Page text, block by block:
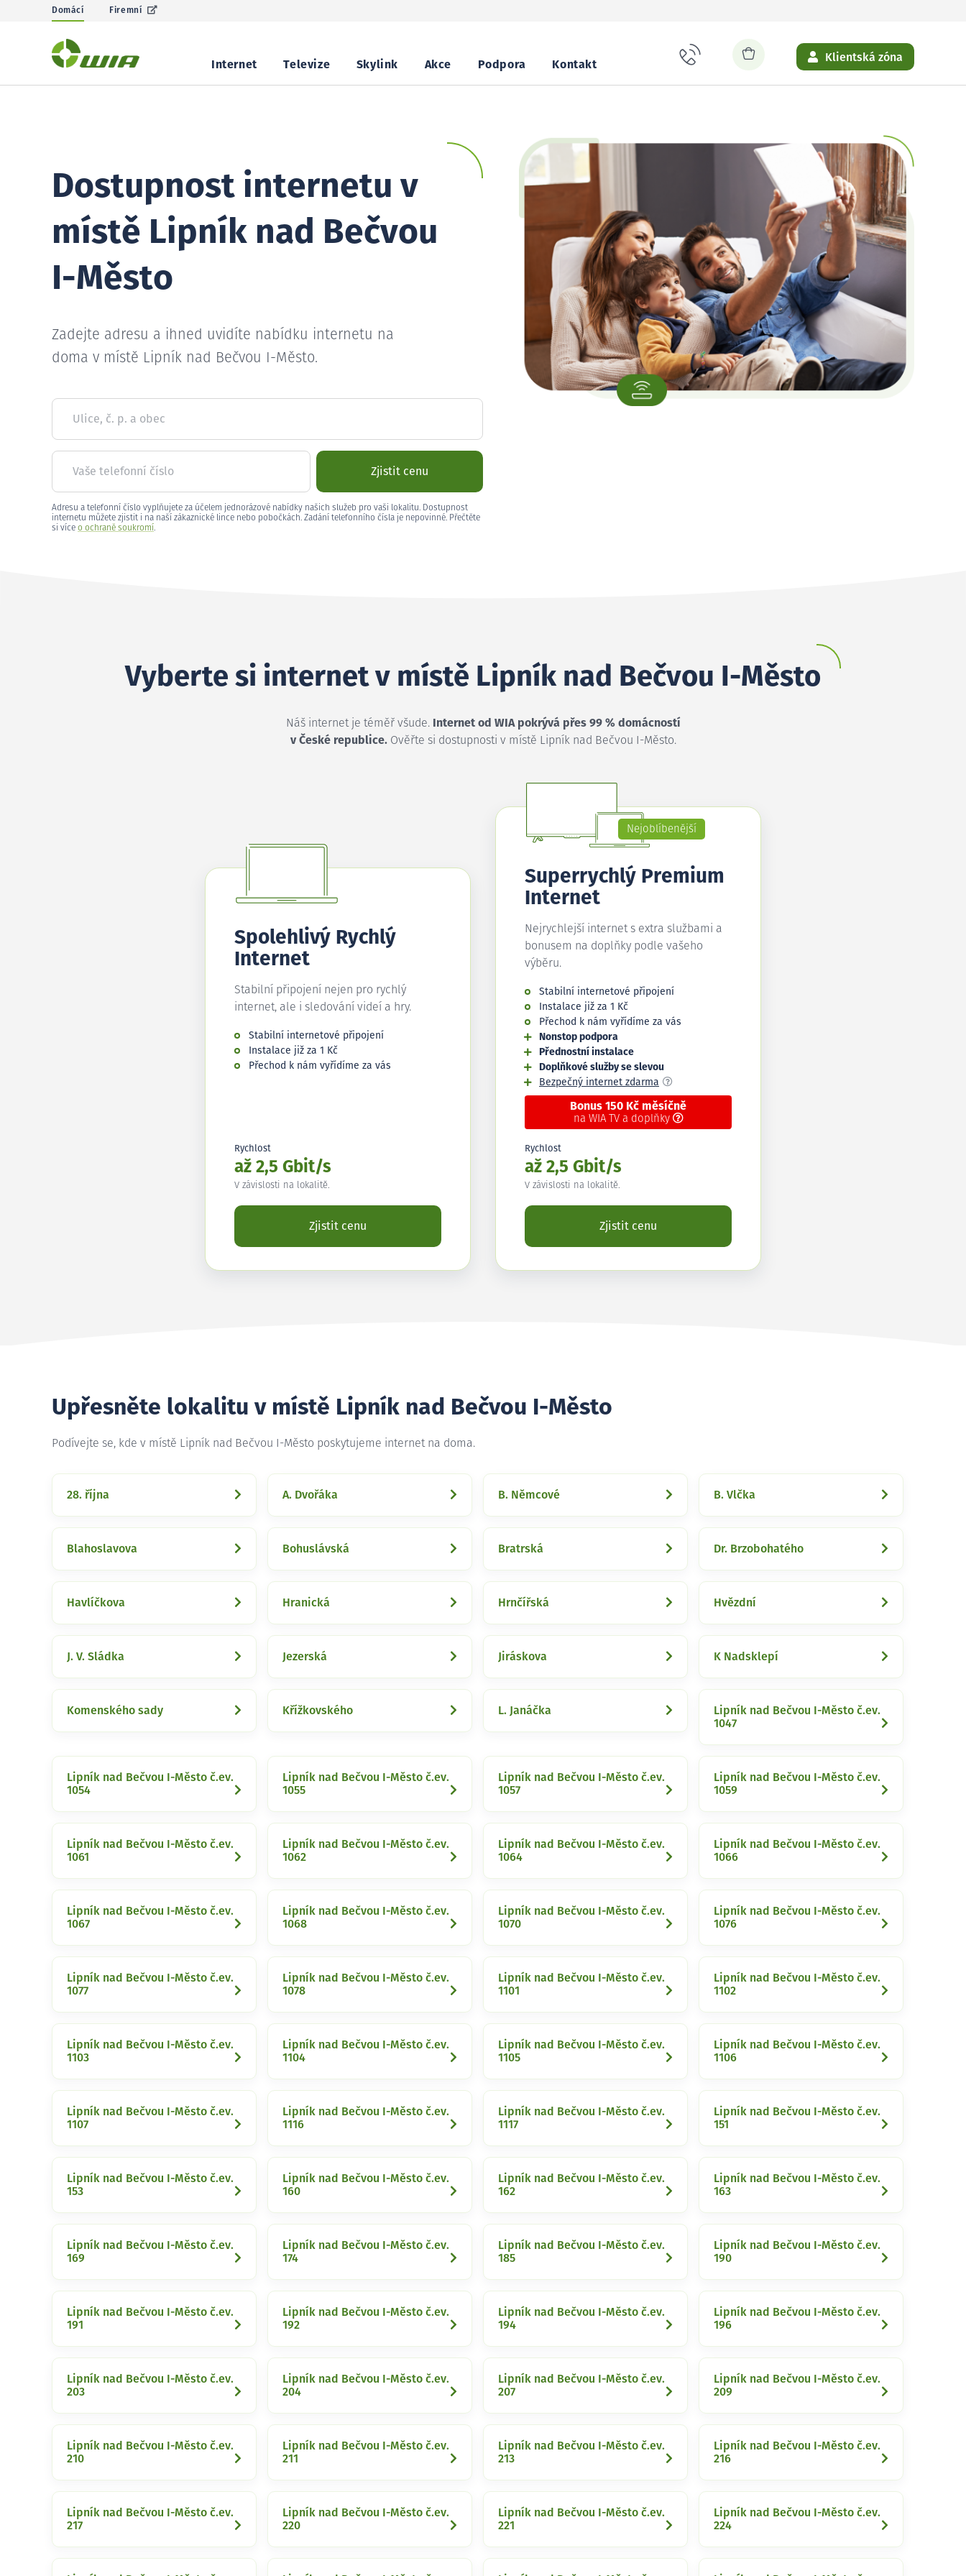
Domácí Firemní
Internet Televize Skylink Akce Podpora Kontakt
Klientská zóna
Dostupnost internetu v
místě Lipník nad Bečvou
I-Město
Zadejte adresu a ihned uvidíte nabídku internetu na
doma v místě Lipník nad Bečvou I-Město.
Ulice, č. p. a obec
Vaše telefonní číslo Zjistit cenu
Adresu a telefonní číslo vyplňujete za účelem jednorázové nabídky našich služeb pro vaši lokalitu. Dostupnost
internetu můžete zjistit i na naší zákaznické lince nebo pobočkách. Zadání telefonního čísla je nepovinné. Přečtěte
si více o ochraně soukromí.
Vyberte si internet v místě Lipník nad Bečvou I-Město
Náš internet je téměř všude.
Internet od WIA pokrývá přes 99 % domácností
v České republice.Ověřte si dostupnosti v místě Lipník nad Bečvou I-Město.
Spolehlivý Rychlý
Internet
Stabilní připojení nejen pro rychlý
internet, ale i sledování videí a hry.
Stabilní internetové připojení
Instalace již za 1 Kč
Přechod k nám vyřídíme za vás
Rychlost
až 2,5 Gbit/s
V závislosti na lokalitě.
Zjistit cenu
Nejoblíbenější
Superrychlý Premium
Internet
Nejrychlejší internet s extra službami a
bonusem na doplňky podle vašeho
výběru.
Stabilní internetové připojení
Instalace již za 1 Kč
Přechod k nám vyřídíme za vás
Nonstop podpora
Přednostní instalace
Doplňkové služby se slevou
Bezpečný internet zdarma
Bonus 150 Kč měsíčně
na WIA TV a doplňky
Rychlost
až 2,5 Gbit/s
V závislosti na lokalitě.
Zjistit cenu
Upřesněte lokalitu v místě Lipník nad Bečvou I-Město
Podívejte se, kde v místě Lipník nad Bečvou I-Město poskytujeme internet na doma.
28. října A. Dvořáka B. Němcové B. Vlčka
Blahoslavova Bohuslávská Bratrská Dr. Brzobohatého
Havlíčkova Hranická Hrnčířská Hvězdní
J. V. Sládka Jezerská Jiráskova K Nadsklepí
Komenského sady Křížkovského L. Janáčka
Lipník nad Bečvou I-Město č.ev.
1047
Lipník nad Bečvou I-Město č.ev.
1054
Lipník nad Bečvou I-Město č.ev.
1055
Lipník nad Bečvou I-Město č.ev.
1057
Lipník nad Bečvou I-Město č.ev.
1059
Lipník nad Bečvou I-Město č.ev.
1061
Lipník nad Bečvou I-Město č.ev.
1062
Lipník nad Bečvou I-Město č.ev.
1064
Lipník nad Bečvou I-Město č.ev.
1066
Lipník nad Bečvou I-Město č.ev.
1067
Lipník nad Bečvou I-Město č.ev.
1068
Lipník nad Bečvou I-Město č.ev.
1070
Lipník nad Bečvou I-Město č.ev.
1076
Lipník nad Bečvou I-Město č.ev.
1077
Lipník nad Bečvou I-Město č.ev.
1078
Lipník nad Bečvou I-Město č.ev.
1101
Lipník nad Bečvou I-Město č.ev.
1102
Lipník nad Bečvou I-Město č.ev.
1103
Lipník nad Bečvou I-Město č.ev.
1104
Lipník nad Bečvou I-Město č.ev.
1105
Lipník nad Bečvou I-Město č.ev.
1106
Lipník nad Bečvou I-Město č.ev.
1107
Lipník nad Bečvou I-Město č.ev.
1116
Lipník nad Bečvou I-Město č.ev.
1117
Lipník nad Bečvou I-Město č.ev.
151
Lipník nad Bečvou I-Město č.ev.
153
Lipník nad Bečvou I-Město č.ev.
160
Lipník nad Bečvou I-Město č.ev.
162
Lipník nad Bečvou I-Město č.ev.
163
Lipník nad Bečvou I-Město č.ev.
169
Lipník nad Bečvou I-Město č.ev.
174
Lipník nad Bečvou I-Město č.ev.
185
Lipník nad Bečvou I-Město č.ev.
190
Lipník nad Bečvou I-Město č.ev.
191
Lipník nad Bečvou I-Město č.ev.
192
Lipník nad Bečvou I-Město č.ev.
194
Lipník nad Bečvou I-Město č.ev.
196
Lipník nad Bečvou I-Město č.ev.
203
Lipník nad Bečvou I-Město č.ev.
204
Lipník nad Bečvou I-Město č.ev.
207
Lipník nad Bečvou I-Město č.ev.
209
Lipník nad Bečvou I-Město č.ev.
210
Lipník nad Bečvou I-Město č.ev.
211
Lipník nad Bečvou I-Město č.ev.
213
Lipník nad Bečvou I-Město č.ev.
216
Lipník nad Bečvou I-Město č.ev.
217
Lipník nad Bečvou I-Město č.ev.
220
Lipník nad Bečvou I-Město č.ev.
221
Lipník nad Bečvou I-Město č.ev.
224